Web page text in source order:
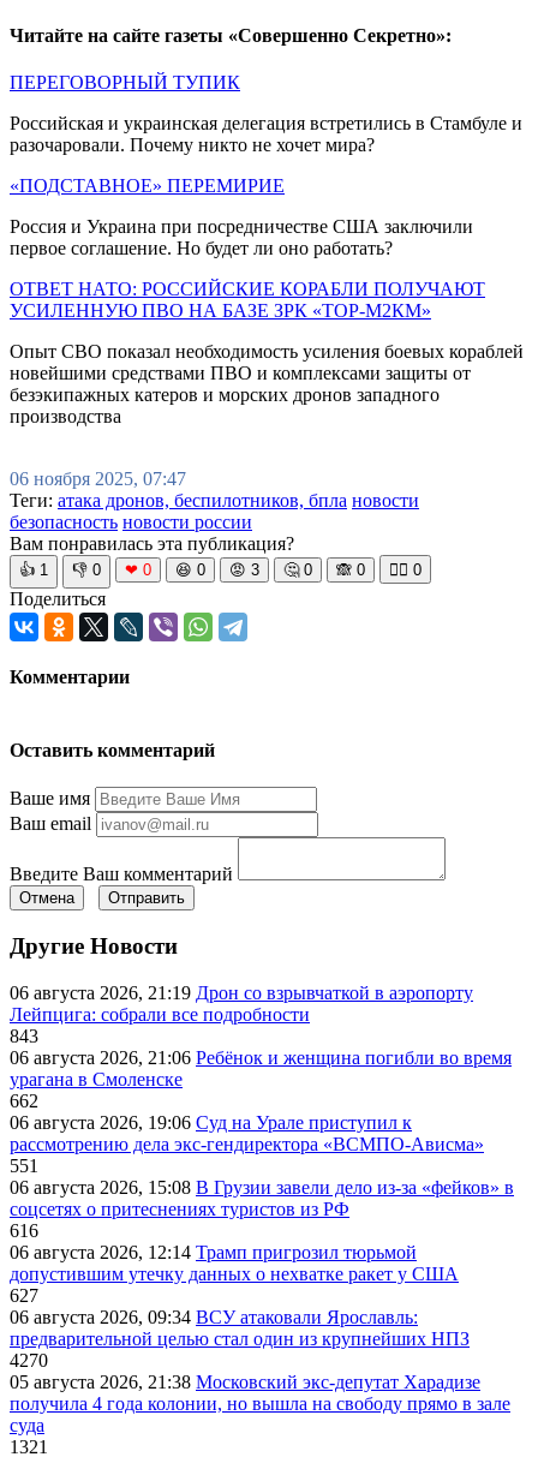
Читайте на сайте газеты «Совершенно Секретно»:
ПЕРЕГОВОРНЫЙ ТУПИК
Российская и украинская делегация встретились в Стамбуле и
разочаровали. Почему никто не хочет мира?
«ПОДСТАВНОЕ» ПЕРЕМИРИЕ
Россия и Украина при посредничестве США заключили
первое соглашение. Но будет ли оно работать?
ОТВЕТ НАТО: РОССИЙСКИЕ КОРАБЛИ ПОЛУЧАЮТ
УСИЛЕННУЮ ПВО НА БАЗЕ ЗРК «ТОР-М2КМ»
Опыт СВО показал необходимость усиления боевых кораблей
новейшими средствами ПВО и комплексами защиты от
безэкипажных катеров и морских дронов западного
производства
06 ноября 2025, 07:47
Теги: атака дронов, беспилотников, бпла новости
безопасность новости россии
Вам понравилась эта публикация?
👍 1 👎 0 ❤ 0 😆 0 😡 3 🤔 0 🙈 0 🧘‍♀️ 0
Поделиться
Комментарии
Оставить комментарий
Ваше имя
Ваш email
Введите Ваш комментарий
Отмена Отправить
Другие Новости
06 августа 2026, 21:19 Дрон со взрывчаткой в аэропорту
Лейпцига: собрали все подробности
843
06 августа 2026, 21:06 Ребёнок и женщина погибли во время
урагана в Смоленске
662
06 августа 2026, 19:06 Суд на Урале приступил к
рассмотрению дела экс-гендиректора «ВСМПО-Ависма»
551
06 августа 2026, 15:08 В Грузии завели дело из-за «фейков» в
соцсетях о притеснениях туристов из РФ
616
06 августа 2026, 12:14 Трамп пригрозил тюрьмой
допустившим утечку данных о нехватке ракет у США
627
06 августа 2026, 09:34 ВСУ атаковали Ярославль:
предварительной целью стал один из крупнейших НПЗ
4270
05 августа 2026, 21:38 Московский экс-депутат Харадизе
получила 4 года колонии, но вышла на свободу прямо в зале
суда
1321